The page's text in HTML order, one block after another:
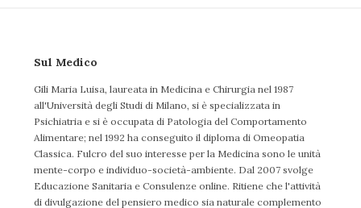
Sul Medico
Gili Maria Luisa, laureata in Medicina e Chirurgia nel 1987
all'Università degli Studi di Milano, si è specializzata in
Psichiatria e si è occupata di Patologia del Comportamento
Alimentare; nel 1992 ha conseguito il diploma di Omeopatia
Classica. Fulcro del suo interesse per la Medicina sono le unità
mente-corpo e individuo-società-ambiente. Dal 2007 svolge
Educazione Sanitaria e Consulenze online. Ritiene che l'attività
di divulgazione del pensiero medico sia naturale complemento